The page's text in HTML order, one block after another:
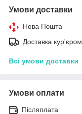
Умови доставки
Нова Пошта
Доставка кур'єром
Всі умови доставки
Умови оплати
Післяплата